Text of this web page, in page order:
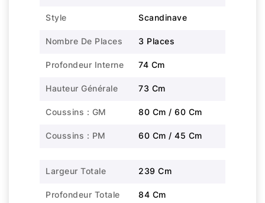
Style Scandinave
Nombre De Places 3 Places
Profondeur Interne 74 Cm
Hauteur Générale 73 Cm
Coussins : GM 80 Cm / 60 Cm
Coussins : PM 60 Cm / 45 Cm
Largeur Totale 239 Cm
Profondeur Totale 84 Cm